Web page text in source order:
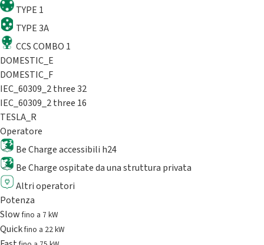
TYPE 1
TYPE 3A
CCS COMBO 1
DOMESTIC_E
DOMESTIC_F
IEC_60309_2 three 32
IEC_60309_2 three 16
TESLA_R
Operatore
Be Charge accessibili h24
Be Charge ospitate da una struttura privata
Altri operatori
Potenza
Slowfino a 7 kW
Quickfino a 22 kW